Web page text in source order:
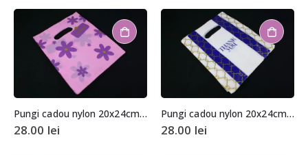
Pungi cadou nylon 20x24cm (aprox. 100 buc. +/- 2 buc.)
28.00 lei
Pungi cadou nylon 20x24cm (aprox. 100 buc. +/- 2 buc.)
28.00 lei